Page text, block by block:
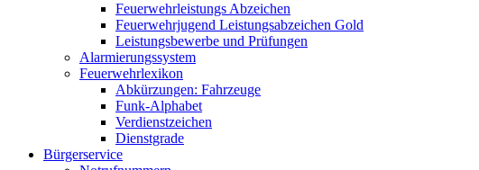
Feuerwehrleistungs Abzeichen
Feuerwehrjugend Leistungsabzeichen Gold
Leistungsbewerbe und Prüfungen
Alarmierungssystem
Feuerwehrlexikon
Abkürzungen: Fahrzeuge
Funk-Alphabet
Verdienstzeichen
Dienstgrade
Bürgerservice